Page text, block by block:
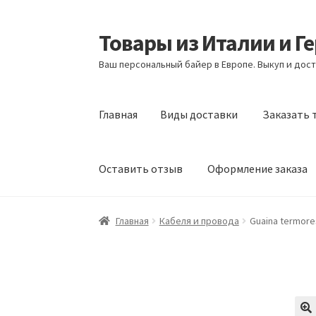
Перейти
к
навигации
Перейти
к
содержимому
Товары из Италии и
Ваш персональный байер в Европе. Выкуп и
Главная Виды доставки Заказать
Оставить отзыв Оформление заказа
Главная Виды доставки Заказать товары
Главная Кабеля и провода Guaina